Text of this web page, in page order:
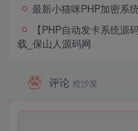
最新小猫咪PHP加密系
【PHP自动发卡系统
载_保山人源码网
评论 抢沙发